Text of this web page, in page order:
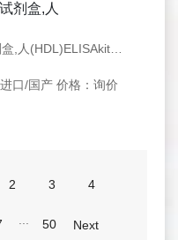
剂盒,人
口/国产 价格：询价
2 3 4
50 Next